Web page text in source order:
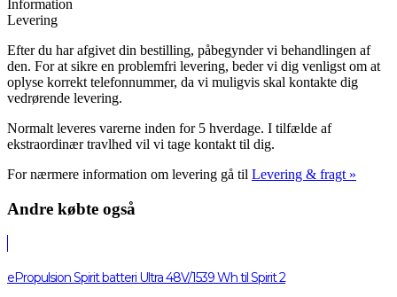
Information
Levering
Efter du har afgivet din bestilling, påbegynder vi behandlingen af
den. For at sikre en problemfri levering, beder vi dig venligst om at
oplyse korrekt telefonnummer, da vi muligvis skal kontakte dig
vedrørende levering.
Normalt leveres varerne inden for 5 hverdage. I tilfælde af
ekstraordinær travlhed vil vi tage kontakt til dig.
For nærmere information om levering gå til Levering & fragt »
Andre købte også
ePropulsion Spirit batteri Ultra 48V/1539 Wh til Spirit 2